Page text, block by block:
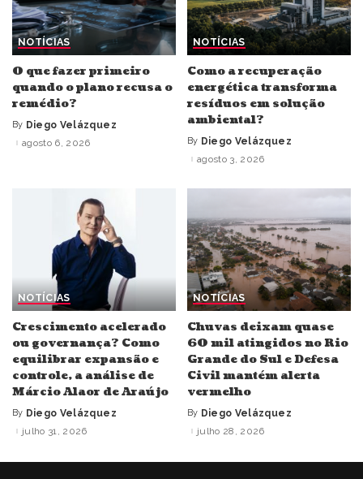
NOTÍCIAS
O que fazer primeiro
quando o plano recusa o
remédio?
Posted
by
By Diego Velázquez
agosto 6, 2026
NOTÍCIAS
Como a recuperação
energética transforma
resíduos em solução
ambiental?
Posted
by
By Diego Velázquez
agosto 3, 2026
NOTÍCIAS
Crescimento acelerado
ou governança? Como
equilibrar expansão e
controle, a análise de
Márcio Alaor de Araújo
Posted
by
By Diego Velázquez
julho 31, 2026
NOTÍCIAS
Chuvas deixam quase
60 mil atingidos no Rio
Grande do Sul e Defesa
Civil mantém alerta
vermelho
Posted
by
By Diego Velázquez
julho 28, 2026